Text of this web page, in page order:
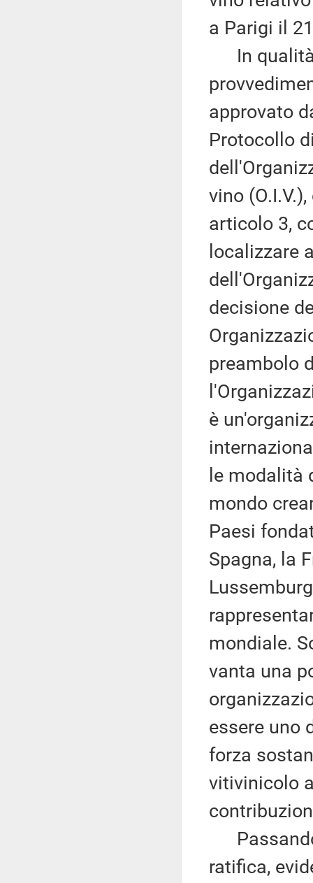
a Parigi il
In qualità
approvato
Protocollo
vino
articolo 3,
localizzare
decisione
preambolo
è
le modalità
mondo
Paesi
Spagna, la
mondiale.
vanta una
essere uno
forza
vitivinicolo
ratifica,